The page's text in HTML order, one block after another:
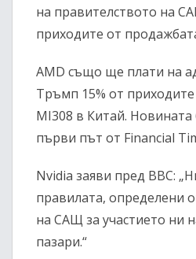
на правителството на
приходите от
AMD също ще плати на
Тръмп 15% от
MI308 в Китай.
първи път от Financial
Nvidia заяви пред BBC:
правилата, определени
на САЩ за участието ни
пазари.“